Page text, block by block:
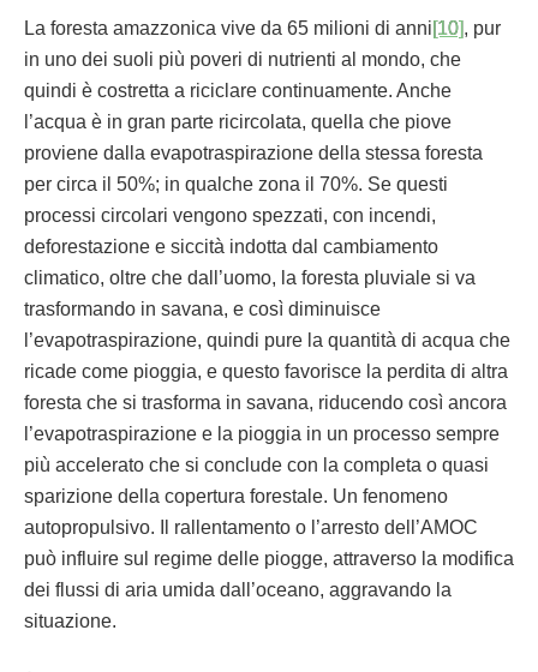
La foresta amazzonica vive da 65 milioni di anni [10], pur
in uno dei suoli più poveri di nutrienti al mondo, che
quindi è costretta a riciclare continuamente. Anche
l’acqua è in gran parte ricircolata, quella che piove
proviene dalla evapotraspirazione della stessa foresta
per circa il 50%; in qualche zona il 70%. Se questi
processi circolari vengono spezzati, con incendi,
deforestazione e siccità indotta dal cambiamento
climatico, oltre che dall’uomo, la foresta pluviale si va
trasformando in savana, e così diminuisce
l’evapotraspirazione, quindi pure la quantità di acqua che
ricade come pioggia, e questo favorisce la perdita di altra
foresta che si trasforma in savana, riducendo così ancora
l’evapotraspirazione e la pioggia in un processo sempre
più accelerato che si conclude con la completa o quasi
sparizione della copertura forestale. Un fenomeno
autopropulsivo. Il rallentamento o l’arresto dell’AMOC
può influire sul regime delle piogge, attraverso la modifica
dei flussi di aria umida dall’oceano, aggravando la
situazione.